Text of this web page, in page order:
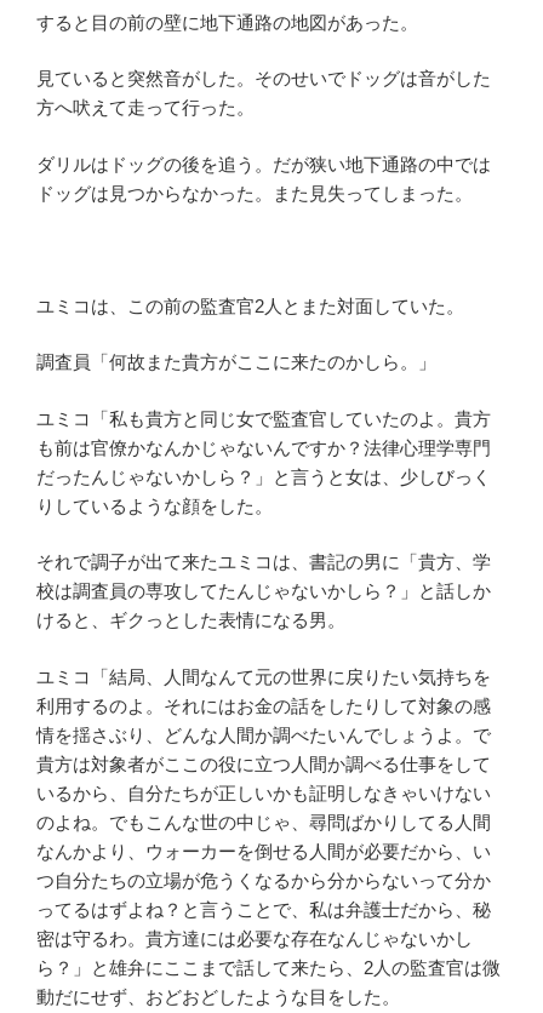
すると目の前の壁に地下通路の地図があった。
見ていると突然音がした。そのせいでドッグは音がした
方へ吠えて走って行った。
ダリルはドッグの後を追う。だが狭い地下通路の中では
ドッグは見つからなかった。また見失ってしまった。
ユミコは、この前の監査官2人とまた対面していた。
調査員「何故また貴方がここに来たのかしら。」
ユミコ「私も貴方と同じ女で監査官していたのよ。貴方
も前は官僚かなんかじゃないんですか？法律心理学専門
だったんじゃないかしら？」と言うと女は、少しびっく
りしているような顔をした。
それで調子が出て来たユミコは、書記の男に「貴方、学
校は調査員の専攻してたんじゃないかしら？」と話しか
けると、ギクっとした表情になる男。
ユミコ「結局、人間なんて元の世界に戻りたい気持ちを
利用するのよ。それにはお金の話をしたりして対象の感
情を揺さぶり、どんな人間か調べたいんでしょうよ。で
貴方は対象者がここの役に立つ人間か調べる仕事をして
いるから、自分たちが正しいかも証明しなきゃいけない
のよね。でもこんな世の中じゃ、尋問ばかりしてる人間
なんかより、ウォーカーを倒せる人間が必要だから、い
つ自分たちの立場が危うくなるから分からないって分か
ってるはずよね？と言うことで、私は弁護士だから、秘
密は守るわ。貴方達には必要な存在なんじゃないかし
ら？」と雄弁にここまで話して来たら、2人の監査官は微
動だにせず、おどおどしたような目をした。